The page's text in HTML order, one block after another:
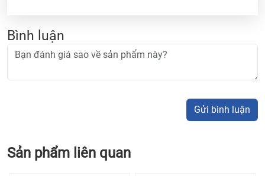
Bình luận
Gửi bình luận
Sản phẩm liên quan